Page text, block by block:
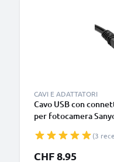
CAVI E ADATTATORI
Cavo USB con
per fotocamera
1.5m ricarica cavetto
(3
CHF 8.95